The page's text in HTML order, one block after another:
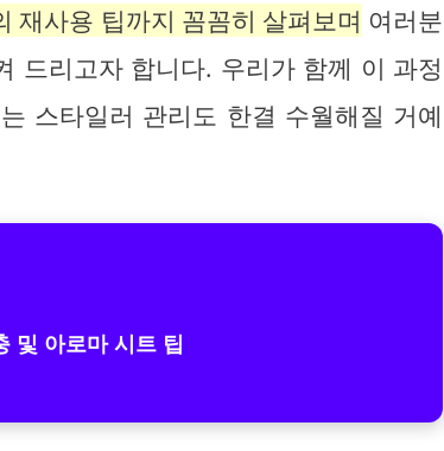
재사용 팁까지 꼼꼼히 살펴보며 여러분
드리고자 합니다. 우리가 함께 이 과정
스타일러 관리도 한결 수월해질 거예
및 아로마 시트 팁